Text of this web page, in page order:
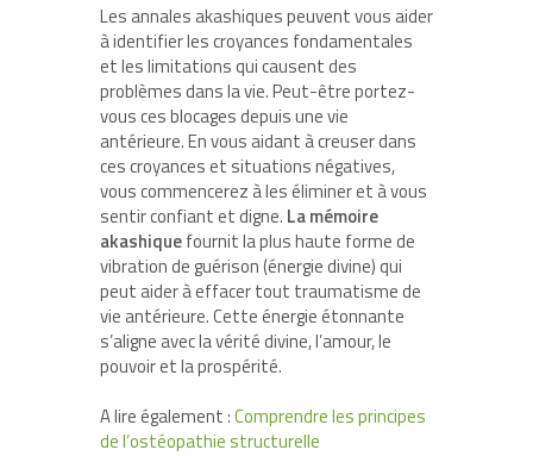
Les annales akashiques peuvent vous aider
à identifier les croyances fondamentales
et les limitations qui causent des
problèmes dans la vie. Peut-être portez-
vous ces blocages depuis une vie
antérieure. En vous aidant à creuser dans
ces croyances et situations négatives,
vous commencerez à les éliminer et à vous
sentir confiant et digne. La mémoire
akashiquefournit la plus haute forme de
vibration de guérison (énergie divine) qui
peut aider à effacer tout traumatisme de
vie antérieure. Cette énergie étonnante
s’aligne avec la vérité divine, l’amour, le
pouvoir et la prospérité.
A lire également :Comprendre les principes
de l’ostéopathie structurelle